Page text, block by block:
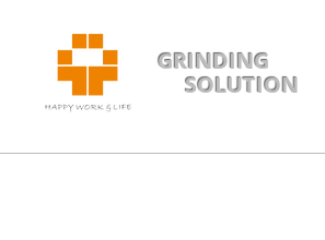
GRINDING
SOLUTION